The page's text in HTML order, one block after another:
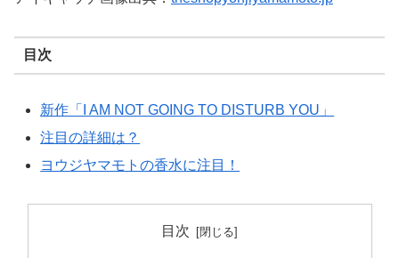
目次
新作「I AM NOT GOING TO DISTURB YOU」
注目の詳細は？
ヨウジヤマモトの香水に注目！
目次